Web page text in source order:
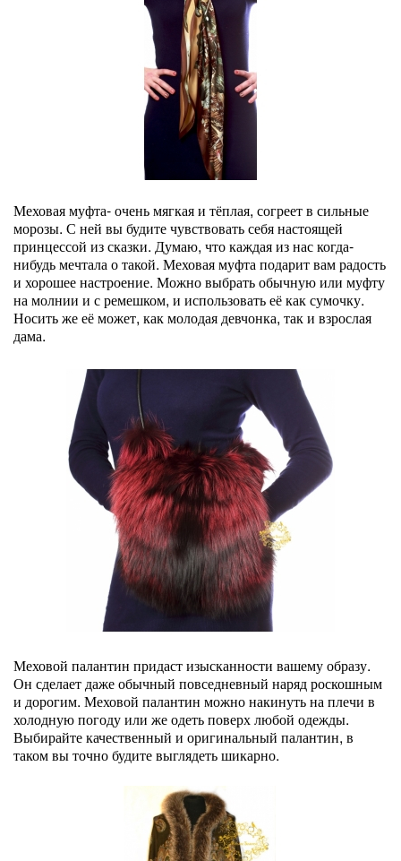
Меховая муфта- очень мягкая и тёплая, согреет в сильные
морозы. С ней вы будите чувствовать себя настоящей
принцессой из сказки. Думаю, что каждая из нас когда-
нибудь мечтала о такой. Меховая муфта подарит вам радость
и хорошее настроение. Можно выбрать обычную или муфту
на молнии и с ремешком, и использовать её как сумочку.
Носить же её может, как молодая девчонка, так и взрослая
дама.
Меховой палантин придаст изысканности вашему образу.
Он сделает даже обычный повседневный наряд роскошным
и дорогим. Меховой палантин можно накинуть на плечи в
холодную погоду или же одеть поверх любой одежды.
Выбирайте качественный и оригинальный палантин, в
таком вы точно будите выглядеть шикарно.